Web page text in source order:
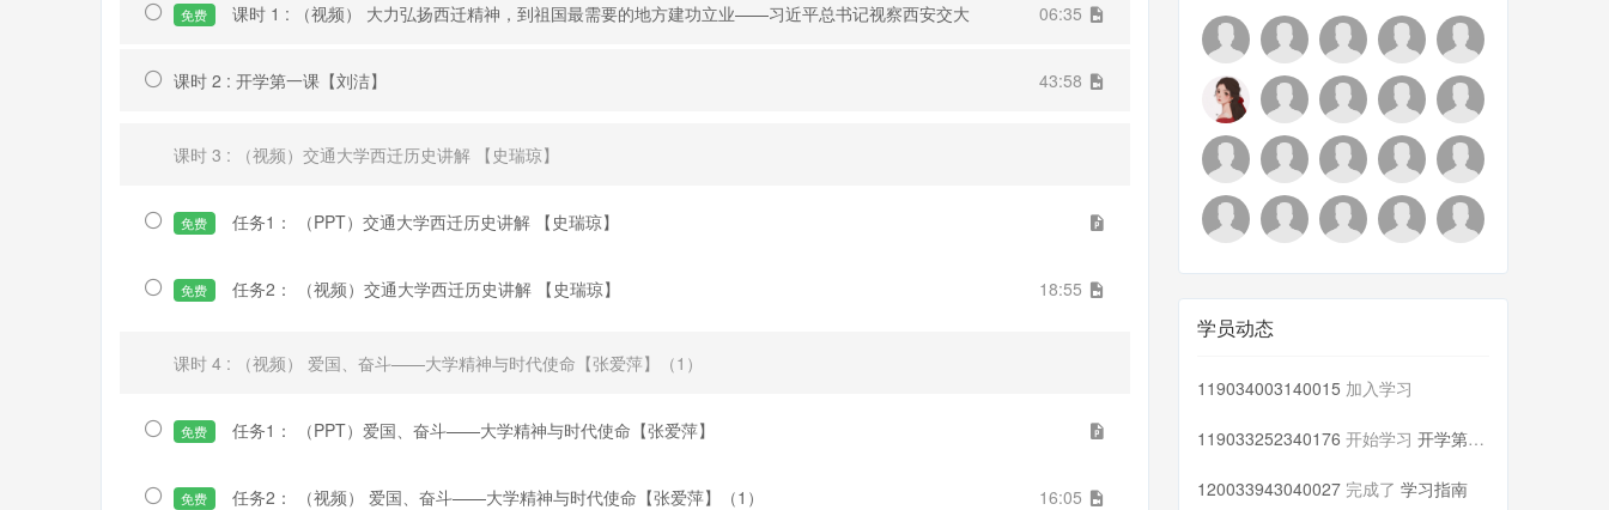
免费 课时 1 : （视频） 大力弘扬西迁精神，到祖国最需要的地方建功立业——习近平总书记视察西安交大 06:35
课时 2 : 开学第一课【刘洁】 43:58
课时 3 : （视频）交通大学西迁历史讲解 【史瑞琼】
免费 任务1： （PPT）交通大学西迁历史讲解 【史瑞琼】
免费 任务2： （视频）交通大学西迁历史讲解 【史瑞琼】 18:55
课时 4 : （视频） 爱国、奋斗——大学精神与时代使命【张爱萍】（1）
免费 任务1： （PPT）爱国、奋斗——大学精神与时代使命【张爱萍】
免费 任务2： （视频） 爱国、奋斗——大学精神与时代使命【张爱萍】（1） 16:05
学员动态
119034003140015 加入学习
119033252340176 开始学习 开学第一课【刘洁】
120033943040027 完成了 学习指南